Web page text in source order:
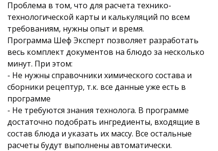
Проблема в том, что для расчета технико-
технологической карты и калькуляций по всем
требованиям, нужны опыт и время.
Программа Шеф Эксперт позволяет разработать
весь комплект документов на блюдо за несколько
минут. При этом:
- Не нужны справочники химического состава и
сборники рецептур, т.к. все данные уже есть в
программе
- Не требуются знания технолога. В программе
достаточно подобрать ингредиенты, входящие в
состав блюда и указать их массу. Все остальные
расчеты будут выполнены автоматически.